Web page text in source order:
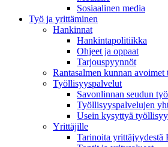
Sosiaalinen media
Työ ja yrittäminen
Hankinnat
Hankintapolitiikka
Ohjeet ja oppaat
Tarjouspyynnöt
Rantasalmen kunnan avoimet
Työllisyyspalvelut
Savonlinnan seudun
Työllisyyspalvelujen
Usein kysyttyä
Yrittäjille
Tarinoita yrittäjyydestä